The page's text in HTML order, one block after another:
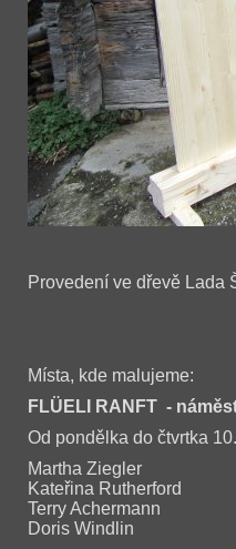
Provedení ve dřevě Lada
Místa, kde malujeme:
FLÜELI RANFT -
Od pondělka do čtvrtka
Martha Ziegler
Kateřina Rutherford
Terry Achermann
Doris Windlin